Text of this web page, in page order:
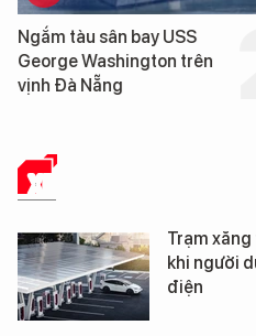
Cảnh sát diễn tập đấu
súng với khủng bố, bảo vệ
yếu nhân
XE
Trạm
khi người
điện